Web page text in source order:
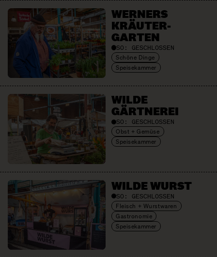
WERNERS
KRÄUTER­
GARTEN
SO: GESCHLOSSEN
Schöne Dinge
Speisekammer
WILDE
GÄRTNEREI
SO: GESCHLOSSEN
Obst + Gemüse
Speisekammer
WILDE WURST
SO: GESCHLOSSEN
Fleisch + Wurstwaren
Gastronomie
Speisekammer